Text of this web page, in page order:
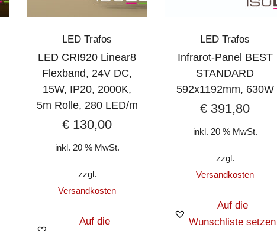
LED Trafos
LED CRI920 Linear8
Flexband, 24V DC,
15W, IP20, 2000K,
5m Rolle, 280 LED/m
€ 130,00
inkl. 20 % MwSt.
zzgl.
Versandkosten
Auf die
LED Trafos
Infrarot-Panel BEST
STANDARD
592x1192mm, 630W
€ 391,80
inkl. 20 % MwSt.
zzgl.
Versandkosten
Auf die
Wunschliste setzen